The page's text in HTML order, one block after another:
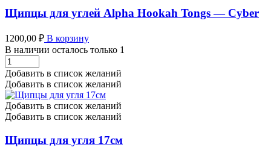
Щипцы для углей Alpha Hookah Tongs — Cyber
1200,00 ₽ В корзину
В наличии осталось только 1
Щипцы
для
углей
Alpha
Hookah
Tongs
-
Cyber
количество
Добавить в список желаний
Добавить в список желаний
Добавить в список желаний
Добавить в список желаний
Щипцы для угля 17см